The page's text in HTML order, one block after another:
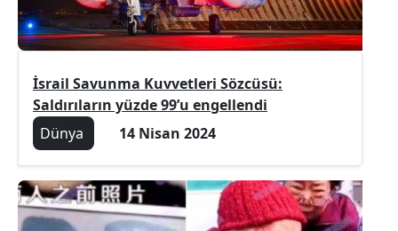
İsrail Savunma Kuvvetleri Sözcüsü:
Saldırıların yüzde 99’u engellendi
Dünya
14 Nisan 2024